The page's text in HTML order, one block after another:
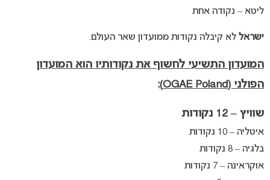
ליטא – נקודה אחת
ישראל לא קיבלה נקודות ממועדון שאר העולם.
המועדון התשיעי לחשוף את נקודותיו הוא המועדון
הפולני (OGAE Poland)
:
שוויץ – 12 נקודות
איטליה – 10 נקודות
בלגיה – 8 נקודות
אוקראינה – 7 נקודות